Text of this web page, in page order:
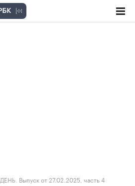
ДЕНЬ. Выпуск от 27.02.2025, часть 4